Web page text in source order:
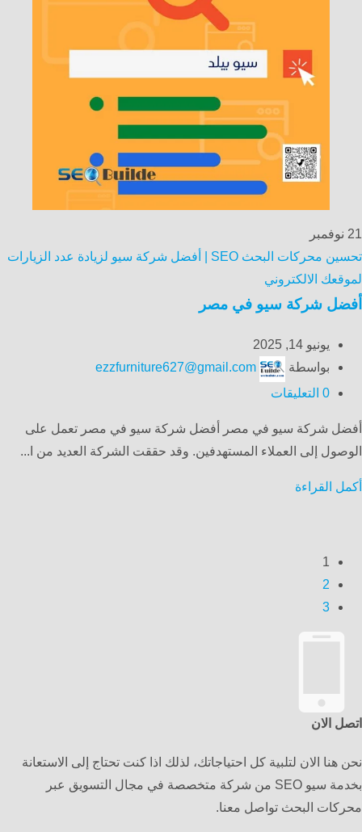
21 نوفمبر
تحسين محركات البحث SEO | أفضل شركة سيو لزيادة عدد الزيارات
لموقعك الالكتروني
أفضل شركة سيو في مصر
يونيو 14, 2025
بواسطة
ezzfurniture627@gmail.com
0 التعليقات
أفضل شركة سيو في مصر أفضل شركة سيو في مصر تعمل على
الوصول إلى العملاء المستهدفين. وقد حققت الشركة العديد من ا...
أكمل القراءة
1
2
3
اتصل الان
نحن هنا الان لتلبية كل احتياجاتك، لذلك اذا كنت تحتاج إلى الاستعانة
بخدمة سيو SEO من شركة متخصصة في مجال التسويق عبر
محركات البحث تواصل معنا.